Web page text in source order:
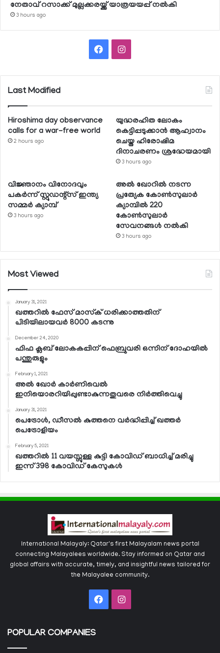
നേതാവ് റസാക്ക് മുല്ലക്കരയ്ക്ക് യാത്രയയപ്പ് നല്‍കി
3 hours ago
FacebookInstagram
Last Modified
Hiroshima day observance
calls for a war-free world
2 hours ago
യുദ്ധരഹിത ലോകം
കെട്ടിപ്പടുക്കാന്‍ ആഹ്വാനം
ചെയ്ത ഹിരോഷിമ
ദിനാചരണം ശ്രദ്ധേയമായി
3 hours ago
വിജ്ഞാനം വിനോദവും
പകര്‍ന്ന് സ്റ്റുഡന്റ്‌സ് ഇന്ത്യ
സമ്മര്‍ ക്യാമ്പ്
3 hours ago
അല്‍ ഖോറില്‍ നടന്ന
പ്രത്യേക കോണ്‍സുലാര്‍
ക്യാമ്പില്‍ 220
കോണ്‍സുലാര്‍
സേവനങ്ങള്‍ നല്‍കി
3 hours ago
Most Viewed
January 31, 2021
ഖത്തറില്‍ ഫേസ് മാസ്‌ക് ധരിക്കാത്തതിന്
പിടിയിലായവര്‍ 8000 കടന്നു
December 24, 2020
ഫിഫ ക്ലബ് ലോകകപ്പിന് ഫെബ്രുവരി ഒന്നിന് ദോഹയില്‍
പന്തുരുളും
February 1, 2021
അല്‍ ഖോര്‍ കാര്‍ണിവെല്‍
ഇനിയൊരറിയിപ്പുണ്ടാകുന്നതുവരെ നിര്‍ത്തിവെച്ചു
January 31, 2021
പെട്രോള്‍, ഡീസല്‍ കുത്തനെ വര്‍ദ്ധിപ്പിച്ച് ഖത്തര്‍
പെട്രോളിയം
February 5, 2021
ഖത്തറില്‍ 11 വയസ്സുള്ള കുട്ടി കോവിഡ് ബാധിച്ച് മരിച്ചു
ഇന്ന് 398 കോവിഡ് കേസുകള്‍
International Malayaly: Qatar's first Malayalam news portal
connecting Malayalees worldwide. Stay informed on Qatar and
global affairs with accurate, timely, and insightful news tailored for
the Malayalee community.
FacebookInstagram
POPULAR COMPANIES